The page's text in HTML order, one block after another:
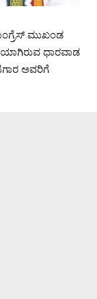
ಮುಖಂಡ
ಧಾರವಾಡ
ಅವರಿಗೆ